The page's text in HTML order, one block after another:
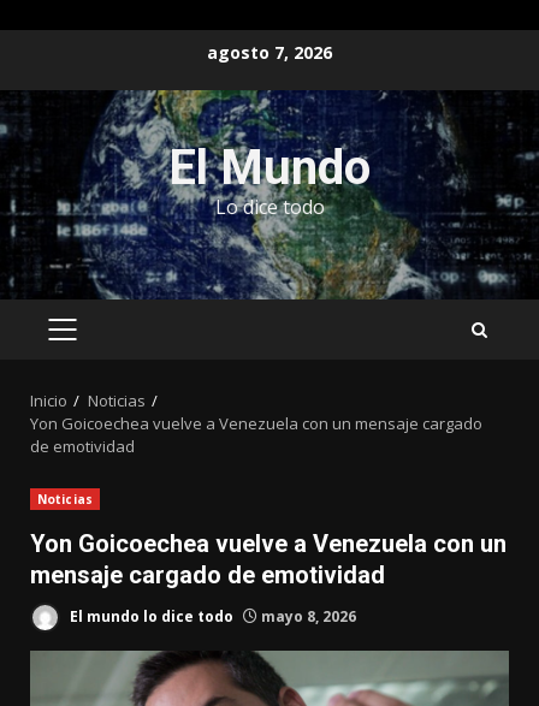
contenido
agosto 7, 2026
El Mundo
Lo dice todo
MENÚ
Inicio
Noticias
Yon Goicoechea vuelve a Venezuela con un mensaje cargado
de emotividad
Noticias
Yon Goicoechea vuelve a Venezuela con un
mensaje cargado de emotividad
El mundo lo dice todo mayo 8, 2026